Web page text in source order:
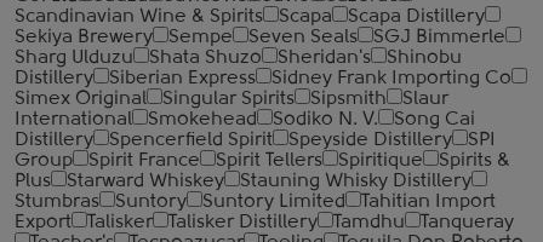
Scandinavian Wine & Spirits
Scapa
Scapa Distillery
Sekiya Brewery
Sempe Seven Seals
SGJ Bimmerle
Sharg Ulduzu
Shata Shuzo Sheridan's
Shinobu
Distillery
Siberian Express
Sidney Frank Importing Co
Simex Original
Singular Spirits Sipsmith
Slaur
International
Smokehead Sodiko N. V.
Song Cai
Distillery
Spencerfield Spirit Speyside Distillery
SPI
Group
Spirit France Spirit Tellers Spiritique
Spirits &
Plus
Starward Whiskey
Stauning Whisky Distillery
Stumbras
Suntory Suntory Limited
Tahitian Import
Export
Talisker Talisker Distillery Tamdhu
Tanqueray